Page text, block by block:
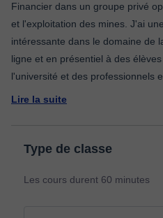
Financier dans un groupe privé
et l'exploitation des mines. J'ai
intéressante dans le domaine de
ligne et en présentiel à des
l'université et des professionnels
Lire la suite
Type de classe
Les cours durent 60 minutes